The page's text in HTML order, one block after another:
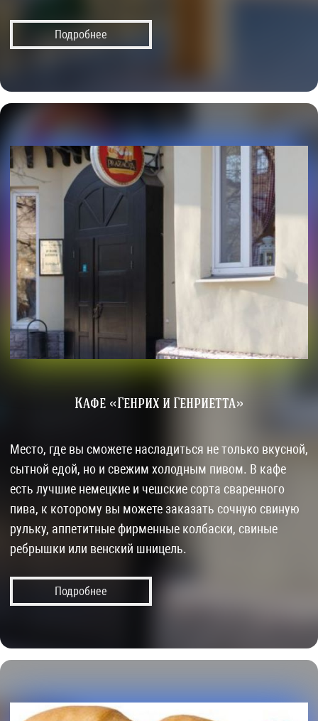
Подробнее
Кафе «Генрих и Генриетта»
Место, где вы сможете насладиться не только вкусной,
сытной едой, но и свежим холодным пивом. В кафе
есть лучшие немецкие и чешские сорта сваренного
пива, к которому вы можете заказать сочную свиную
рульку, аппетитные фирменные колбаски, свиные
ребрышки или венский шницель.
Подробнее